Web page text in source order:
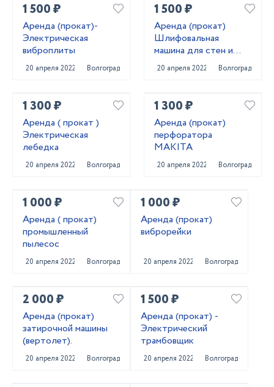
1 500 ₽
Аренда (прокат)-
Электрическая
виброплиты
20 апреля 2022 Волгоград
1 500 ₽
Аренда (прокат)
Шлифовальная
машина для стен и
потолков
20 апреля 2022 Волгоград
1 300 ₽
Аренда ( прокат )
Электрическая
лебедка
20 апреля 2022 Волгоград
1 300 ₽
Аренда (прокат)
перфоратора
MAKITA
20 апреля 2022 Волгоград
1 000 ₽
Аренда ( прокат)
промышленный
пылесос
20 апреля 2022 Волгоград
1 000 ₽
Аренда (прокат)
виброрейки
20 апреля 2022 Волгоград
2 000 ₽
Аренда (прокат)
затирочной машины
(вертолет).
20 апреля 2022 Волгоград
1 500 ₽
Аренда (прокат) -
Электрический
трамбовщик
20 апреля 2022 Волгоград